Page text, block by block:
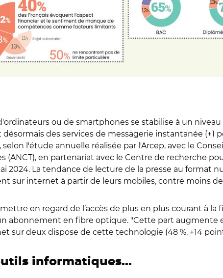
ou de smartphones se stabilise à un niveau
des services de messagerie instantanée (+1
l'étude annuelle réalisée par l'Arcep, avec le
(ANCT), en partenariat avec le Centre de recherche
2024. La tendance de lecture de la presse au format
sur internet à partir de leurs mobiles, contre moins de
en regard de l’accès de plus en plus courant à la
abonnement en fibre optique. "Cette part augmente
sur deux dispose de cette technologie (48 %, +14
informatiques...